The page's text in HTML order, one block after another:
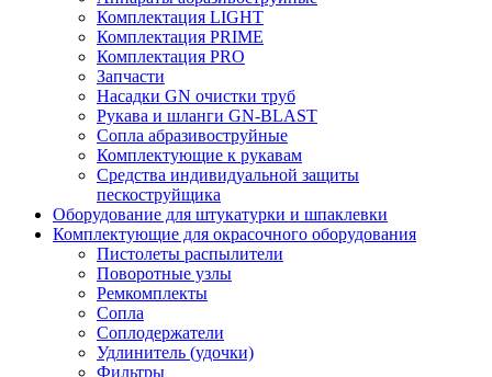
Комплектация LIGHT
Комплектация PRIME
Комплектация PRO
Запчасти
Насадки GN очистки труб
Рукава и шланги GN-BLAST
Сопла абразивоструйные
Комплектующие к рукавам
Средства индивидуальной защиты
пескоструйщика
Оборудование для штукатурки и шпаклевки
Комплектующие для окрасочного оборудования
Пистолеты распылители
Поворотные узлы
Ремкомплекты
Сопла
Соплодержатели
Удлинитель (удочки)
Фильтры